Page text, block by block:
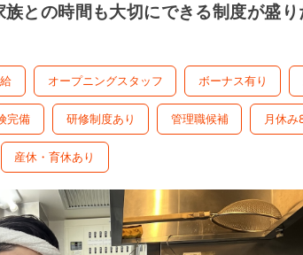
との時間も大切にできる制度が盛
オープニングスタッフ ボーナス有り
完備 研修制度あり 管理職候補 月休み
産休・育休あり